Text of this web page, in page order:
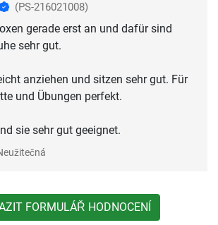
(PS-216021008)
gerade erst an und dafür sind
sehr gut.
anziehen und sitzen sehr gut. Für
und Übungen perfekt.
sie sehr gut geeignet.
FORMULÁŘ HODNOCENÍ